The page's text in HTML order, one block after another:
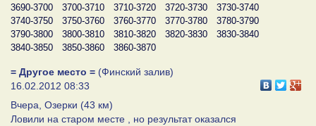
3690-3700
3700-3710 3710-3720 3720-3730
3730-3740
3740-3750
3750-3760 3760-3770 3770-3780
3780-3790
3790-3800
3800-3810 3810-3820 3820-3830
3830-3840
3840-3850
3850-3860 3860-3870
= Другое место = (Финский залив)
16.02.2012 08:33
Вчера, Озерки (43 км)
Ловили на старом месте , но результат оказался